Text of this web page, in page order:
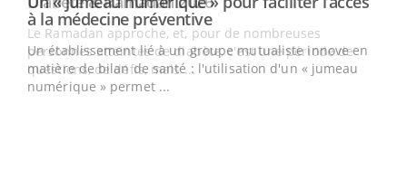
à la médecine préventiveYoutube
Un établissement lié à un groupe mutualiste innove en
matière de bilan de santé : l'utilisation d'un « jumeau
numérique » permet ...